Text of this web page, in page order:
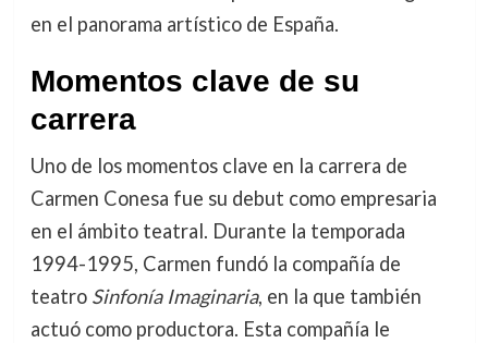
en el panorama artístico de España.
Momentos clave de su
carrera
Uno de los momentos clave en la carrera de
Carmen Conesa fue su debut como empresaria
en el ámbito teatral. Durante la temporada
1994-1995, Carmen fundó la compañía de
teatro Sinfonía Imaginaria, en la que también
actuó como productora. Esta compañía le